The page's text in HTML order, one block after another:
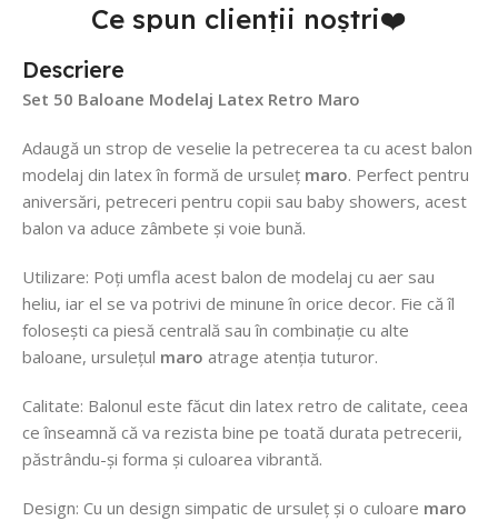
Ce spun clienții noștri❤️
Descriere
Set 50 Baloane Modelaj Latex Retro Maro
Adaugă un strop de veselie la petrecerea ta cu acest balon
modelaj din latex în formă de ursuleț maro. Perfect pentru
aniversări, petreceri pentru copii sau baby showers, acest
balon va aduce zâmbete și voie bună.
Utilizare: Poți umfla acest balon de modelaj cu aer sau
heliu, iar el se va potrivi de minune în orice decor. Fie că îl
folosești ca piesă centrală sau în combinație cu alte
baloane, ursulețul maro atrage atenția tuturor.
Calitate: Balonul este făcut din latex retro de calitate, ceea
ce înseamnă că va rezista bine pe toată durata petrecerii,
păstrându-și forma și culoarea vibrantă.
Design: Cu un design simpatic de ursuleț și o culoare maro